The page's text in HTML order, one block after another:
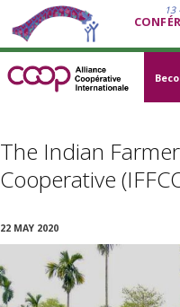
13
The Indian
Cooperative
22 MAY 2020